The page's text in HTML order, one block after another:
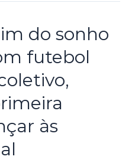
do sonho
futebol
às